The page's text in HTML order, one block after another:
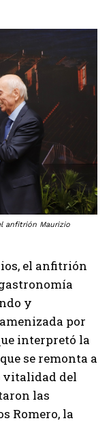
anfitrión Maurizio
el anfitrión
y
por
interpretó la
se remonta a
vitalidad del
las
Romero, la